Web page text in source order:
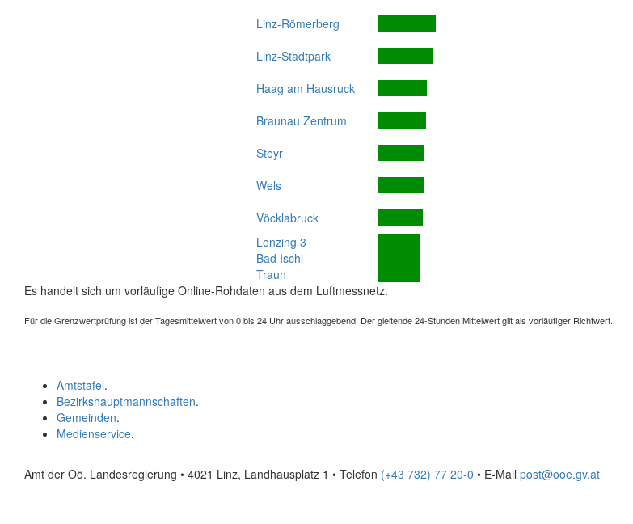
Linz-Römerberg
Linz-Stadtpark
Haag am Hausruck
Braunau Zentrum
Steyr
Wels
Vöcklabruck
Lenzing 3
Bad Ischl
Traun
Es handelt sich um vorläufige Online-Rohdaten aus dem Luftmessnetz.
Für die Grenzwertprüfung ist der Tagesmittelwert von 0 bis 24 Uhr ausschlaggebend. Der gleitende 24-Stunden Mittelwert gilt als vorläufiger Richtwert.
Amtstafel.
Bezirkshauptmannschaften.
Gemeinden.
Medienservice.
Amt der Oö. Landesregierung • 4021 Linz, Landhausplatz 1 • Telefon (+43 732) 77 20-0 • E-Mail post@ooe.gv.at